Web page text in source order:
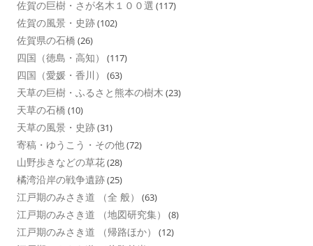
佐賀の巨樹・さが名木１００選 (117)
佐賀の風景・史跡(102)
佐賀県の石橋 (26)
四国（徳島・高知） (117)
四国（愛媛・香川） (63)
天草の巨樹・ふるさと熊本の樹木 (23)
天草の石橋 (10)
天草の風景・史跡(31)
寄稿・ゆうこう・その他(72)
山野歩きなどの草花(28)
橘湾沿岸の戦争遺跡(25)
江戸期のみさき道 （全 般） (63)
江戸期のみさき道 （地図研究集） (8)
江戸期のみさき道 （帰路ほか） (12)